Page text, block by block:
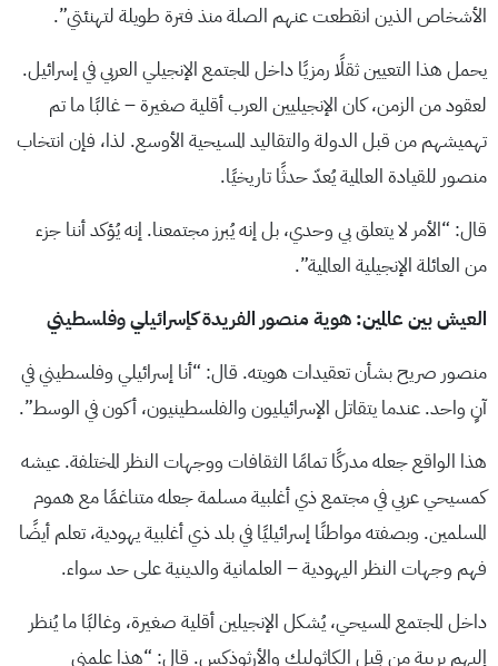
الأشخاص الذين انقطعت عنهم الصلة منذ فترة طويلة لتهنئتي”.
يحمل هذا التعيين ثقلًا رمزيًا داخل المجتمع الإنجيلي العربي في إسرائيل.
لعقود من الزمن، كان الإنجيليين العرب أقلية صغيرة – غالبًا ما تم
تهميشهم من قبل الدولة والتقاليد المسيحية الأوسع. لذا، فإن انتخاب
منصور للقيادة العالمية يُعدّ حدثًا تاريخيًا.
قال: “الأمر لا يتعلق بي وحدي، بل إنه يُبرز مجتمعنا. إنه يُؤكد أننا جزء
من العائلة الإنجيلية العالمية”.
العيش بين عالمين: هوية منصور الفريدة كإسرائيلي وفلسطيني
منصور صريح بشأن تعقيدات هويته. قال: “أنا إسرائيلي وفلسطيني في
آنٍ واحد. عندما يتقاتل الإسرائيليون والفلسطينيون، أكون في الوسط”.
هذا الواقع جعله مدركًا تمامًا الثقافات ووجهات النظر المختلفة. عيشه
كمسيحي عربي في مجتمع ذي أغلبية مسلمة جعله متناغمًا مع هموم
المسلمين. وبصفته مواطنًا إسرائيليًا في بلد ذي أغلبية يهودية، تعلم أيضًا
فهم وجهات النظر اليهودية – العلمانية والدينية على حد سواء.
داخل المجتمع المسيحي، يُشكل الإنجيلين أقلية صغيرة، وغالبًا ما يُنظر
إليهم بريبة من قِبل الكاثوليك والأرثوذكس. قال: “هذا علمني